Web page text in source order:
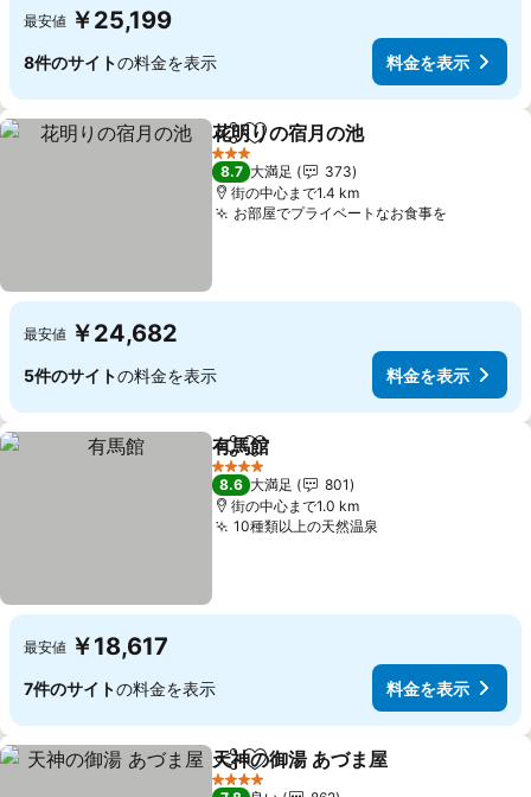
最安値 ￥25,199
8件のサイトの料金を表示 料金を表示
シェアお気に入りに追加
花明りの宿月の池
3 ホテルのランク
8.7 大満足
373
街の中心まで1.4 km
お部屋でプライベートなお食事を
最安値 ￥24,682
5件のサイトの料金を表示 料金を表示
シェアお気に入りに追加
有馬館
4 ホテルのランク
8.6 大満足
801
街の中心まで1.0 km
10種類以上の天然温泉
最安値 ￥18,617
7件のサイトの料金を表示 料金を表示
シェアお気に入りに追加
天神の御湯 あづま屋
4 ホテルのランク